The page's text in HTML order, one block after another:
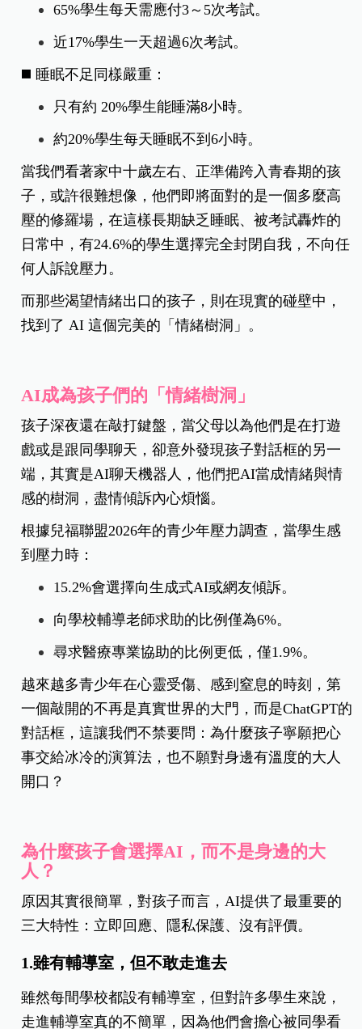
65%學生每天需應付3～5次考試。
近17%學生一天超過6次考試。
◼️ 睡眠不足同樣嚴重：
只有約 20%學生能睡滿8小時。
約20%學生每天睡眠不到6小時。
當我們看著家中十歲左右、正準備跨入青春期的孩
子，或許很難想像，他們即將面對的是一個多麼高
壓的修羅場，在這樣長期缺乏睡眠、被考試轟炸的
日常中，有24.6%的學生選擇完全封閉自我，不向任
何人訴說壓力。
而那些渴望情緒出口的孩子，則在現實的碰壁中，
找到了 AI 這個完美的「情緒樹洞」。
AI成為孩子們的「情緒樹洞」
孩子深夜還在敲打鍵盤，當父母以為他們是在打遊
戲或是跟同學聊天，卻意外發現孩子對話框的另一
端，其實是AI聊天機器人，他們把AI當成情緒與情
感的樹洞，盡情傾訴內心煩惱。
根據兒福聯盟2026年的青少年壓力調查，當學生感
到壓力時：
15.2%會選擇向生成式AI或網友傾訴。
向學校輔導老師求助的比例僅為6%。
尋求醫療專業協助的比例更低，僅1.9%。
越來越多青少年在心靈受傷、感到窒息的時刻，第
一個敲開的不再是真實世界的大門，而是ChatGPT的
對話框，這讓我們不禁要問：為什麼孩子寧願把心
事交給冰冷的演算法，也不願對身邊有溫度的大人
開口？
為什麼孩子會選擇AI，而不是身邊的大
人？
原因其實很簡單，對孩子而言，AI提供了最重要的
三大特性：立即回應、隱私保護、沒有評價。
1.雖有輔導室，但不敢走進去
雖然每間學校都設有輔導室，但對許多學生來說，
走進輔導室真的不簡單，因為他們會擔心被同學看